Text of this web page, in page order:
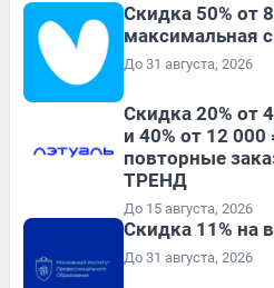
Скидка 50% от
максимальная
До 31 августа, 2026
Скидка 20% от
и 40% от 12
повторные
ТРЕНД
До 15 августа, 2026
Скидка 11% на
До 31 августа, 2026